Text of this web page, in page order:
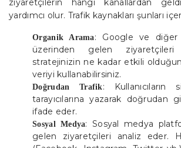
ziyaretçilerin hangi kanallardan
yardımcı olur. Trafik kaynakları şunları
Organik Arama: Google ve diğer
üzerinden gelen
stratejinizin ne kadar etkili
veriyi kullanabilirsiniz.
Doğrudan Trafik: Kullanıcıların
tarayıcılarına yazarak doğrudan
ifade eder.
Sosyal Medya: Sosyal medya
gelen ziyaretçileri analiz eder.